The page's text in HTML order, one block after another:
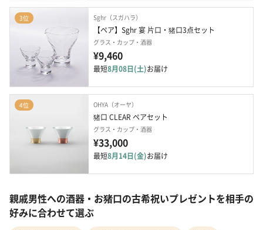
3位 Sghr（スガハラ）
【ペア】Sghr 宴 片口・猪口3点セット
グラス・カップ・酒器
¥9,460
最短8月08日(土)お届け
4位 OHYA（オーヤ）
猪口 CLEAR ペアセット
グラス・カップ・酒器
¥33,000
最短8月14日(金)お届け
親戚男性への酒器・お猪口の古希祝いプレゼントを相手の
好みに合わせて選ぶ